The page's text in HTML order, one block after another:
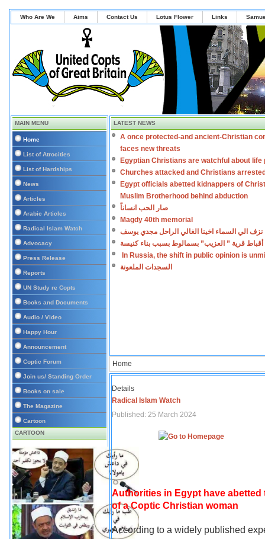
Who Are We Aims Contact Us Lotus Flower Links
MAIN MENU
Home
List of Atrocities
List of Hardships
News
Articles
Arabic Articles
Radical Islam Watch
Advocacy
Press Release
Reports
UN Study re Copts
Books and Documents
Audio / Video
Happy Hour
Announcement
Coptic Forum
Join us/ Standing Order
Books on sale
The Magazine
Cartoon
CARTOON
LATEST NEWS
A once protected-and ancient-Christian
faces new threats
Egyptian Christians are watchful about life
Churches attacked and Christians
Egypt officials abetted kidnappers of
Muslim Brotherhood behind abduction
صار الحب انساناً
Magdy 40th memorial
نزف الي السماء اخينا الغالي الراحل مجدي يوسف
أقباط قرية ” العزيب” بسمالوط بسبب بناء كنيسة
In Russia, the shift in public opinion is
السجدات الملعونة
Home
Details
Radical Islam Watch
Published: 25 March 2024
Authorities in Egypt have
of a Coptic Christian woman
According to a widely published